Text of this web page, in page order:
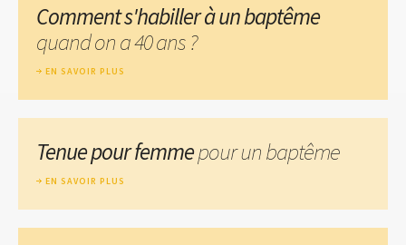
Comment s'habiller à un baptême
quand on a 40 ans ?
EN SAVOIR PLUS
Tenue pour femmepour un baptême
EN SAVOIR PLUS